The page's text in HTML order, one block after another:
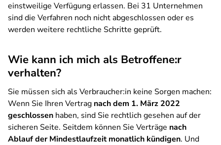
einstweilige Verfügung erlassen. Bei 31 Unternehmen
sind die Verfahren noch nicht abgeschlossen oder es
werden weitere rechtliche Schritte geprüft.
Wie kann ich mich als Betroffene:r
verhalten?
Sie müssen sich als Verbraucher:in keine Sorgen machen:
Wenn Sie Ihren Vertrag nach dem 1. März 2022
geschlossen haben, sind Sie rechtlich gesehen auf der
sicheren Seite. Seitdem können Sie Verträge nach
Ablauf der Mindestlaufzeit monatlich kündigen. Und